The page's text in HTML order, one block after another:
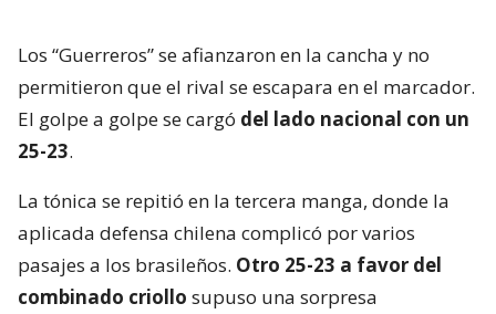
Los “Guerreros” se afianzaron en la cancha y no
permitieron que el rival se escapara en el marcador.
El golpe a golpe se cargó del lado nacional con un
25-23.
La tónica se repitió en la tercera manga, donde la
aplicada defensa chilena complicó por varios
pasajes a los brasileños. Otro 25-23 a favor del
combinado criollo supuso una sorpresa